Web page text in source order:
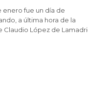
enero fue un día de
a última hora de la
Claudio López de